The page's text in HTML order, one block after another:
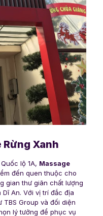
Rừng Xanh
lộ 1A, Massage
đến quen thuộc cho
gian thư giãn chất lượng
An. Với vị trí đắc địa
Group và đối diện
lý tưởng để phục vụ